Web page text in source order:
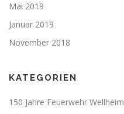
Mai 2019
Januar 2019
November 2018
KATEGORIEN
150 Jahre Feuerwehr Wellheim